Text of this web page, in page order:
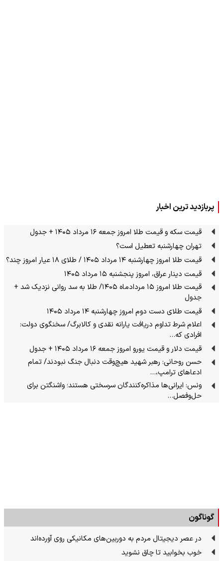
پربازدید ترین اخبار
قیمت سکه و قیمت طلا امروز جمعه ۱۶ مرداد ۱۴۰۵ + جدول
تهران چهارشنبه تعطیل است؟
قیمت طلا امروز چهارشنبه ۱۴ مرداد ۱۴۰۵ / طلای ۱۸ عیار امروز چند؟
قیمت دینار عراق، امروز پنجشنبه ۱۵ مرداد ۱۴۰۵
قیمت طلا امروز ۱۵ مردادماه ۱۴۰۵/ طلا به سد روانی نزدیک شد +
جدول
قیمت طلای دست دوم امروز چهارشنبه ۱۴ مرداد ۱۴۰۵
اعلام شرط تداوم دریافت یارانه نقدی و کالابرگ/ سخنگوی دولت:
افرادی که…
قیمت دلار و قیمت یورو امروز جمعه ۱۶ مرداد ۱۴۰۵ + جدول
حسن روحانی: رهبر شهید هیچ‌وقت دنبال جنگ نبودند/ تمام
ادعاهای ترامپ،…
ونس: ایرانی‌ها مذاکره‌کنندگان سرسختی هستند؛ واشنگتن برای
حل‌وفصل…
گوناگون
در عصر دیجیتال مردم به دوربین‌های مکانیکی روی آورده‌اند
خوب بخوابید تا چاق نشوید